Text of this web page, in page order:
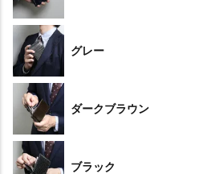
グレー
ダークブラウン
ブラック